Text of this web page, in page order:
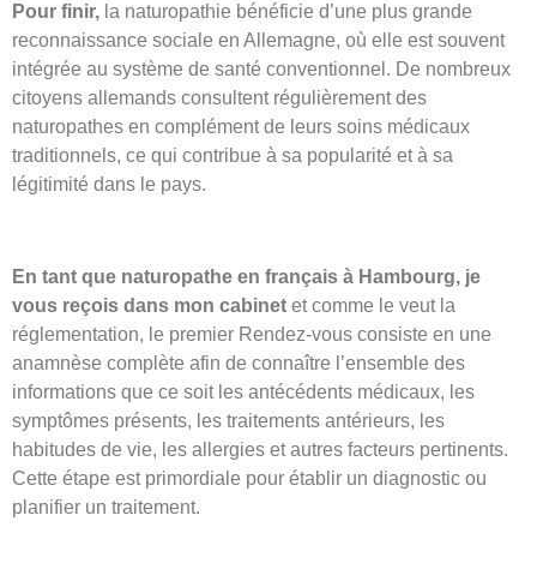
Pour finir, la naturopathie bénéficie d’une plus grande
reconnaissance sociale en Allemagne, où elle est souvent
intégrée au système de santé conventionnel. De nombreux
citoyens allemands consultent régulièrement des
naturopathes en complément de leurs soins médicaux
traditionnels, ce qui contribue à sa popularité et à sa
légitimité dans le pays.
En tant que naturopathe en français à Hambourg, je
vous reçois dans mon cabinet et comme le veut la
réglementation, le premier Rendez-vous consiste en une
anamnèse complète afin de connaître l’ensemble des
informations que ce soit les antécédents médicaux, les
symptômes présents, les traitements antérieurs, les
habitudes de vie, les allergies et autres facteurs pertinents.
Cette étape est primordiale pour établir un diagnostic ou
planifier un traitement.